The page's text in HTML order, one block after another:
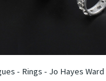
- Rings - Jo Hayes Ward